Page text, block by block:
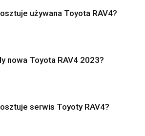
używana Toyota RAV4?
nowa Toyota RAV4 2023?
serwis Toyoty RAV4?